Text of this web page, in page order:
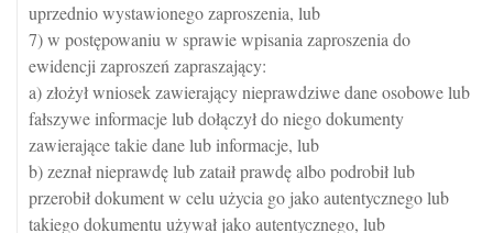
uprzednio wystawionego zaproszenia, lub
7) w postępowaniu w sprawie wpisania zaproszenia do
ewidencji zaproszeń zapraszający:
a) złożył wniosek zawierający nieprawdziwe dane osobowe lub
fałszywe informacje lub dołączył do niego dokumenty
zawierające takie dane lub informacje, lub
b) zeznał nieprawdę lub zataił prawdę albo podrobił lub
przerobił dokument w celu użycia go jako autentycznego lub
takiego dokumentu używał jako autentycznego, lub